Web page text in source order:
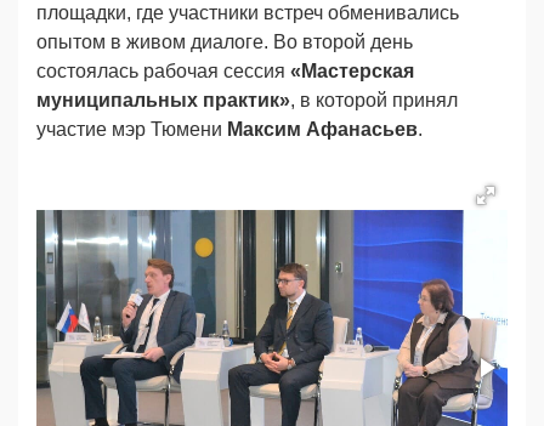
площадки, где участники встреч обменивались
опытом в живом диалоге. Во второй день
состоялась рабочая сессия «Мастерская
муниципальных практик», в которой принял
участие мэр Тюмени Максим Афанасьев.